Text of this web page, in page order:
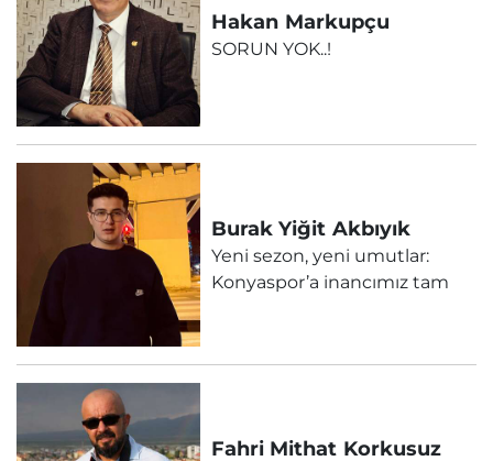
Hakan Markupçu
SORUN YOK..!
Burak Yiğit Akbıyık
Yeni sezon, yeni umutlar:
Konyaspor’a inancımız tam
Fahri Mithat Korkusuz